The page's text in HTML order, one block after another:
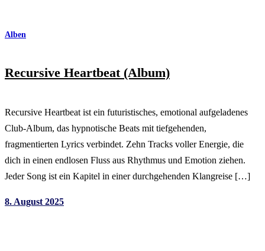
Alben
Recursive Heartbeat (Album)
Recursive Heartbeat ist ein futuristisches, emotional aufgeladenes
Club-Album, das hypnotische Beats mit tiefgehenden,
fragmentierten Lyrics verbindet. Zehn Tracks voller Energie, die
dich in einen endlosen Fluss aus Rhythmus und Emotion ziehen.
Jeder Song ist ein Kapitel in einer durchgehenden Klangreise […]
8. August 2025